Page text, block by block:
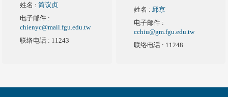
姓名 :简议贞
电子邮件 :
chienyc@mail.fgu.edu.tw
联络电话 : 11243
姓名 : 邱京
电子邮件 :
cchiu@gm.fgu.edu.tw
联络电话 : 11248